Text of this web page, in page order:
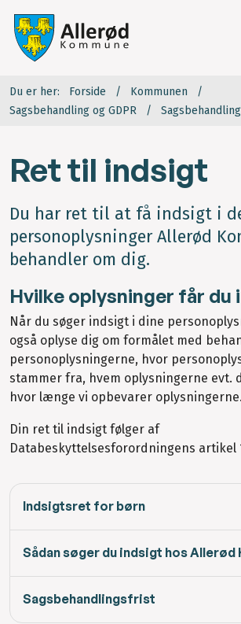
Du er her: Forside
Kommunen
Sagsbehandling og GDPR
Ret til indsigt
Du har ret til at få indsigt i
personoplysninger Allerød
behandler om dig.
Hvilke oplysninger får du
Når du søger indsigt i dine
også oplyse dig om formålet med
personoplysningerne, hvor
stammer fra, hvem oplysningerne evt.
hvor længe vi opbevarer oplysningerne.
Din ret til indsigt følger af
Databeskyttelsesforordningens artikel
Indsigtsret for børn
Sådan søger du indsigt hos Allerød
Sagsbehandlingsfrist